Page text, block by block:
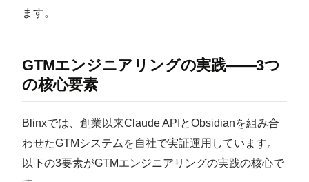
ます。
GTMエンジニアリングの実践——3つ
の核心要素
Blinxでは、創業以来Claude APIとObsidianを組み合
わせたGTMシステムを自社で実証運用しています。
以下の3要素がGTMエンジニアリングの実践の核心で